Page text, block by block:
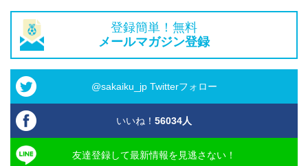
登録簡単！無料
メールマガジン登録
@sakaiku_jp Twitterフォロー
いいね！ 56034人
友達登録して最新情報を見逃さない！